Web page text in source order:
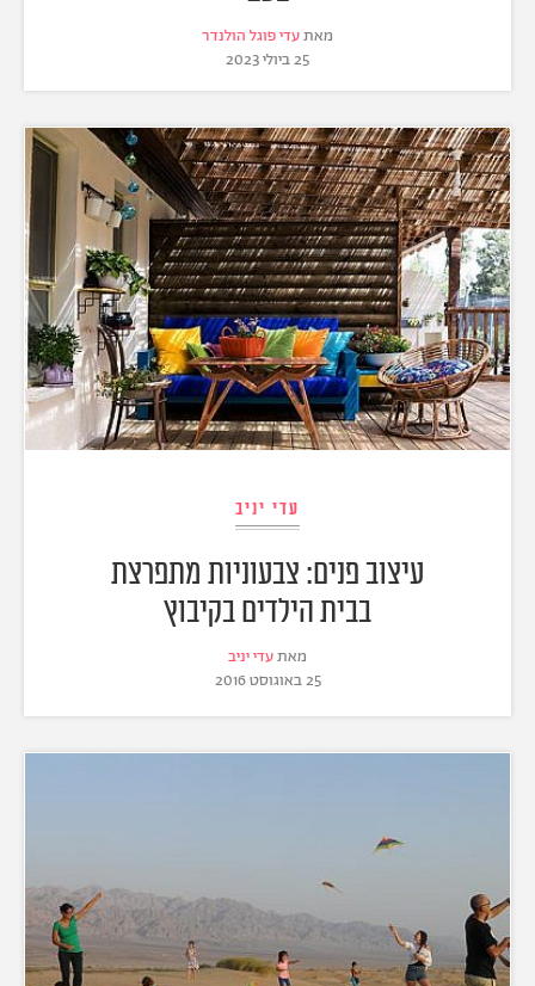
מאתעדי פוגל הולנדר
25 ביולי 2023
עדי יניב
עיצוב פנים: צבעוניות מתפרצת
בבית הילדים בקיבוץ
מאתעדי יניב
25 באוגוסט 2016